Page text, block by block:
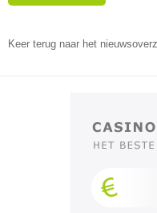
Keer terug naar het